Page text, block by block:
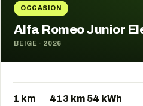
OCCASION
Alfa Romeo Junior
BEIGE · 2026
1 km 413 km 54 kWh